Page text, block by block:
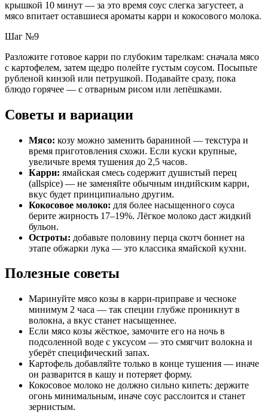
крышкой 10 минут — за это время соус слегка загустеет, а
мясо впитает оставшиеся ароматы карри и кокосового молока.
Шаг №9
Разложите готовое карри по глубоким тарелкам: сначала мясо
с картофелем, затем щедро полейте густым соусом. Посыпьте
рубленой кинзой или петрушкой. Подавайте сразу, пока
блюдо горячее — с отварным рисом или лепёшками.
Советы и вариации
Мясо: козу можно заменить бараниной — текстура и
время приготовления схожи. Если куски крупные,
увеличьте время тушения до 2,5 часов.
Карри: ямайская смесь содержит душистый перец
(allspice) — не заменяйте обычным индийским карри,
вкус будет принципиально другим.
Кокосовое молоко: для более насыщенного соуса
берите жирность 17–19%. Лёгкое молоко даст жидкий
бульон.
Остроты: добавьте половину перца скотч боннет на
этапе обжарки лука — это классика ямайской кухни.
Полезные советы
Маринуйте мясо козы в карри-приправе и чесноке
минимум 2 часа — так специи глубже проникнут в
волокна, а вкус станет насыщеннее.
Если мясо козы жёсткое, замочите его на ночь в
подсоленной воде с уксусом — это смягчит волокна и
уберёт специфический запах.
Картофель добавляйте только в конце тушения — иначе
он разварится в кашу и потеряет форму.
Кокосовое молоко не должно сильно кипеть: держите
огонь минимальным, иначе соус расслоится и станет
зернистым.